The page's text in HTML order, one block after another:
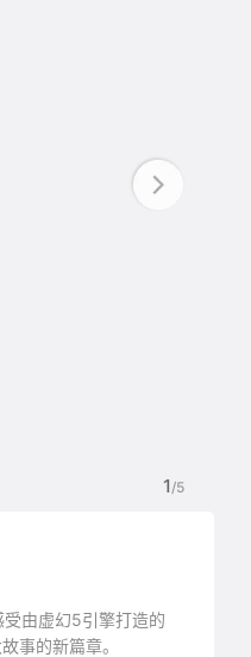
1/5
由虚幻5引擎打造的
事的新篇章。